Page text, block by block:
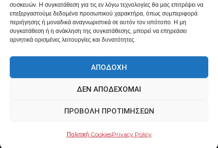
συσκευών. Η συγκατάθεση για τις εν λόγω τεχνολογίες θα μας επιτρέψει να
επεξεργαστούμε δεδομένα προσωπικού χαρακτήρα, όπως συμπεριφορά
περιήγησης ή μοναδικά αναγνωριστικά σε αυτόν τον ιστότοπο. Η μη
συγκατάθεση ή η ανάκληση της συγκατάθεσης, μπορεί να επηρεάσει
αρνητικά ορισμένες λειτουργίες και δυνατότητες.
ΑΠΟΔΟΧΉ
ΔΕΝ ΑΠΟΔΈΧΟΜΑΙ
ΠΡΟΒΟΛΉ ΠΡΟΤΙΜΉΣΕΩΝ
Πολιτική CookiesPrivacy Policy
24310 35062
Δευ. - Παρ. 08:00 - 20:00
gowithraw.gr © 2020 | Powered by